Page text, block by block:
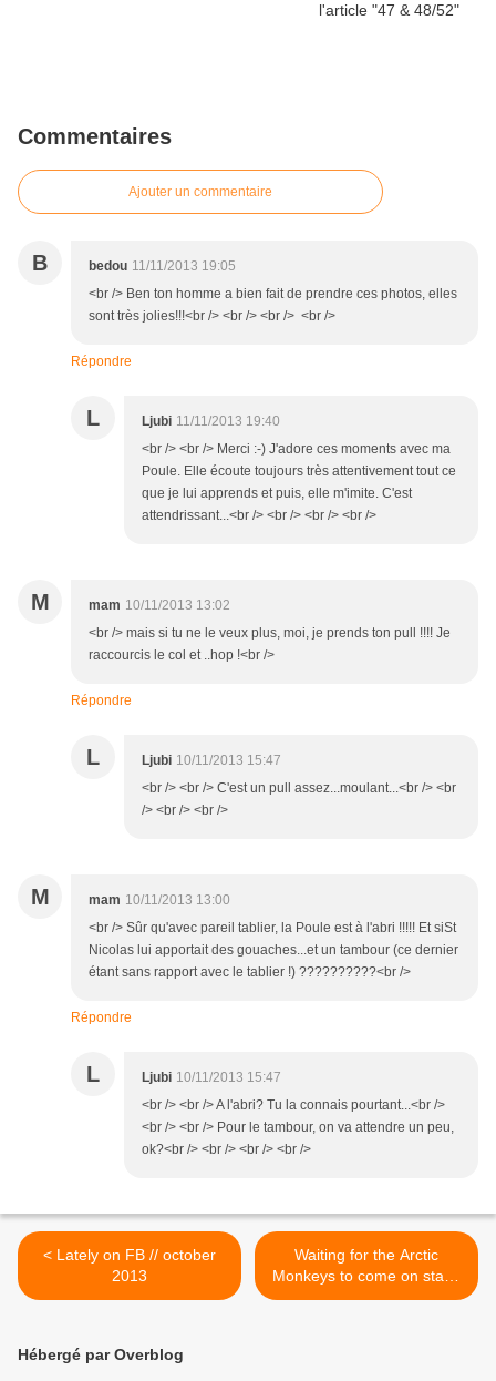
Commentaires
Ajouter un commentaire
B bedou 11/11/2013 19:05
<br /> Ben ton homme a bien fait de prendre ces photos, elles
sont très jolies!!!<br /> <br /> <br /> <br />
Répondre
L Ljubi 11/11/2013 19:40
<br /> <br /> Merci :-) J'adore ces moments avec ma
Poule. Elle écoute toujours très attentivement tout ce
que je lui apprends et puis, elle m'imite. C'est
attendrissant...<br /> <br /> <br /> <br />
M mam 10/11/2013 13:02
<br /> mais si tu ne le veux plus, moi, je prends ton pull !!!! Je
raccourcis le col et ..hop !<br />
Répondre
L Ljubi 10/11/2013 15:47
<br /> <br /> C'est un pull assez...moulant...<br /> <br
/> <br /> <br />
M mam 10/11/2013 13:00
<br /> Sûr qu'avec pareil tablier, la Poule est à l'abri !!!!! Et siSt
Nicolas lui apportait des gouaches...et un tambour (ce dernier
étant sans rapport avec le tablier !) ??????????<br />
Répondre
L Ljubi 10/11/2013 15:47
<br /> <br /> A l'abri? Tu la connais pourtant...<br />
<br /> <br /> Pour le tambour, on va attendre un peu,
ok?<br /> <br /> <br /> <br />
< Lately on FB // october
2013
Waiting for the Arctic
Monkeys to come on stage
>
Hébergé par Overblog